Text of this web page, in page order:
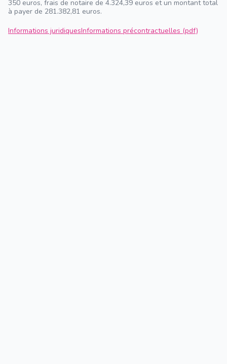
350 euros, frais de notaire de 4.324,39 euros et un montant total
à payer de 281.382,81 euros.
Informations juridiquesInformations précontractuelles (pdf)